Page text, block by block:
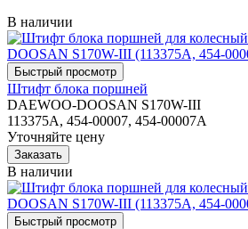
В наличии
Штифт блока поршней
DAEWOO-DOOSAN S170W-III
113375A, 454-00007, 454-00007A
Уточняйте цену
В наличии